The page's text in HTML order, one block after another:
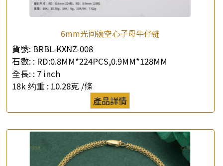
6mm光间镶空心子母牛仔链
貨號: BRBL-KXNZ-008
石數: : RD:0.8MM*224PCS,0.9MM*128MM
全長: : 7 inch
18k 约重 : 10.28克 /條
產品詳情